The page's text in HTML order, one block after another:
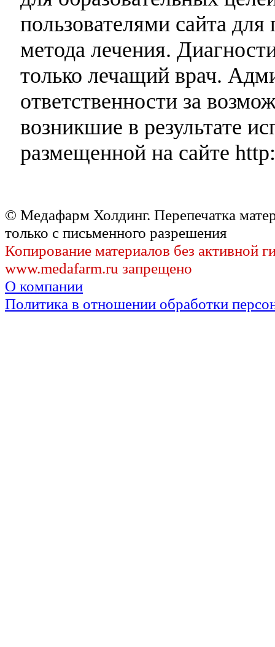
пользователями сайта
метода лечения.
только лечащий врач.
ответственности за
возникшие в результате
размещенной на сайте
© Медафарм Холдинг. Перепечатка
только с письменного разрешения
Копирование материалов без активной
www.medafarm.ru запрещено
О компании
Политика в отношении обработки